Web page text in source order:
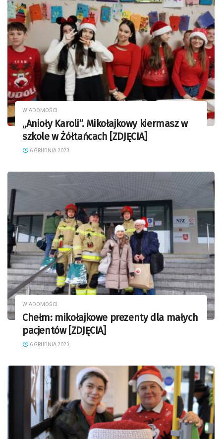
WIADOMOŚCI
„Anioły Karoli”. Mikołajkowy kiermasz w
szkole w Żółtańcach [ZDJĘCIA]
6 GRUDNIA 2023
WIADOMOŚCI
Chełm: mikołajkowe prezenty dla małych
pacjentów [ZDJĘCIA]
6 GRUDNIA 2023